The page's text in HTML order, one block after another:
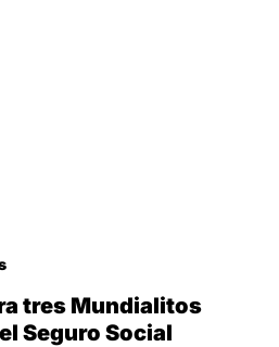
tres Mundialitos
Seguro Social